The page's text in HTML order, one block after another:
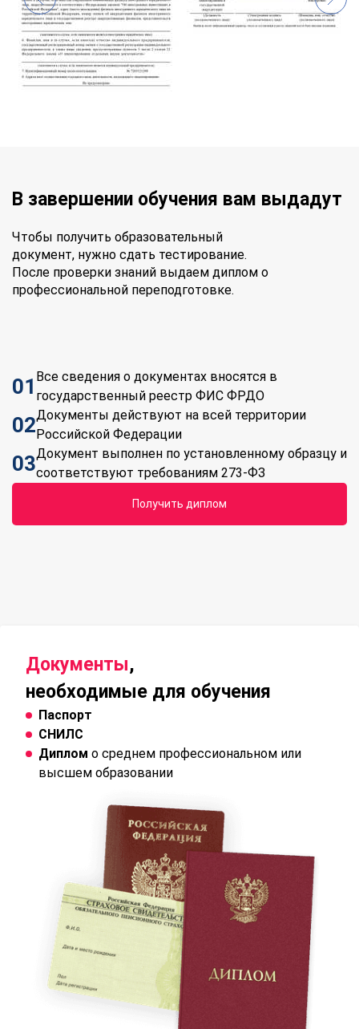
В завершении обучения вам выдадут
Чтобы получить образовательный
документ, нужно сдать тестирование.
После проверки знаний выдаем диплом о
профессиональной переподготовке.
01 Все сведения о документах вносятся в
государственный реестр ФИС ФРДО
02Документы действуют на всей территории
Российской Федерации
03Документ выполнен по установленному образцу и
соответствуют требованиям 273-ФЗ
Получить диплом
Документы,
необходимые для обучения
Паспорт
СНИЛС
Диплом о среднем профессиональном или
высшем образовании